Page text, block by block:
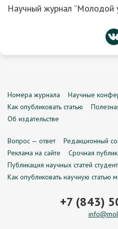
Научный журнал “Молодой
Номера журнала Научные
Как опубликовать статью
Об издательстве
Вопрос — ответ Редакционный
Реклама на сайте
Срочная
Публикация научных статей
Как опубликовать научную статью
+7 (843)